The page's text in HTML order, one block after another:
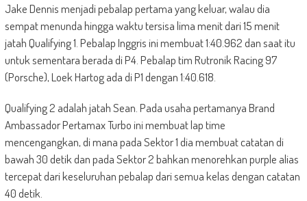
Jake Dennis menjadi pebalap pertama yang keluar, walau dia
sempat menunda hingga waktu tersisa lima menit dari 15 menit
jatah Qualifying 1. Pebalap Inggris ini membuat 1:40.962 dan saat itu
untuk sementara berada di P4. Pebalap tim Rutronik Racing 97
(Porsche), Loek Hartog ada di P1 dengan 1:40.618.
Qualifying 2 adalah jatah Sean. Pada usaha pertamanya Brand
Ambassador Pertamax Turbo ini membuat lap time
mencengangkan, di mana pada Sektor 1 dia membuat catatan di
bawah 30 detik dan pada Sektor 2 bahkan menorehkan purple alias
tercepat dari keseluruhan pebalap dari semua kelas dengan catatan
40 detik.